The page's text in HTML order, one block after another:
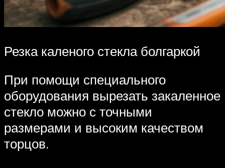
Резка каленого стекла болгаркой
При помощи специального
оборудования вырезать закаленное
стекло можно с точными
размерами и высоким качеством
торцов.